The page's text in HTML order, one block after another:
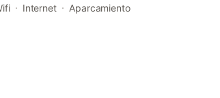
lounge.
Internet Aparcamiento